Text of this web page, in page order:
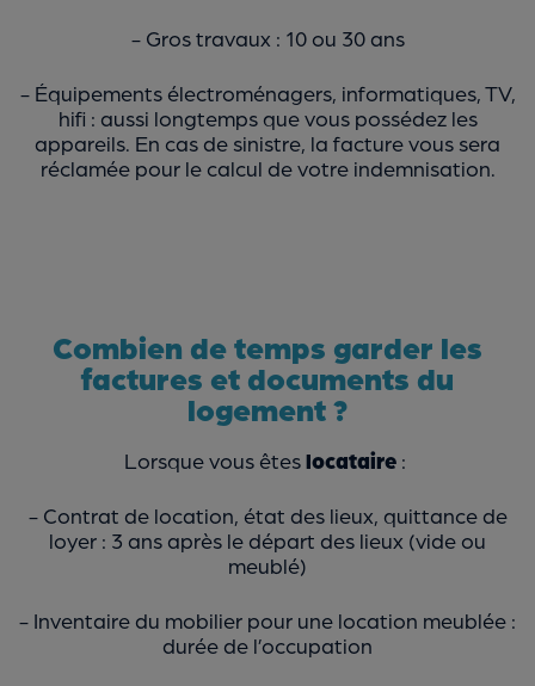
- Gros travaux : 10 ou 30 ans
- Équipements électroménagers, informatiques, TV,
hifi : aussi longtemps que vous possédez les
appareils. En cas de sinistre, la facture vous sera
réclamée pour le calcul de votre indemnisation.
Combien de temps garder les
factures et documents du
logement ?
Lorsque vous êteslocataire :
- Contrat de location, état des lieux, quittance de
loyer : 3 ans après le départ des lieux (vide ou
meublé)
- Inventaire du mobilier pour une location meublée :
durée de l’occupation